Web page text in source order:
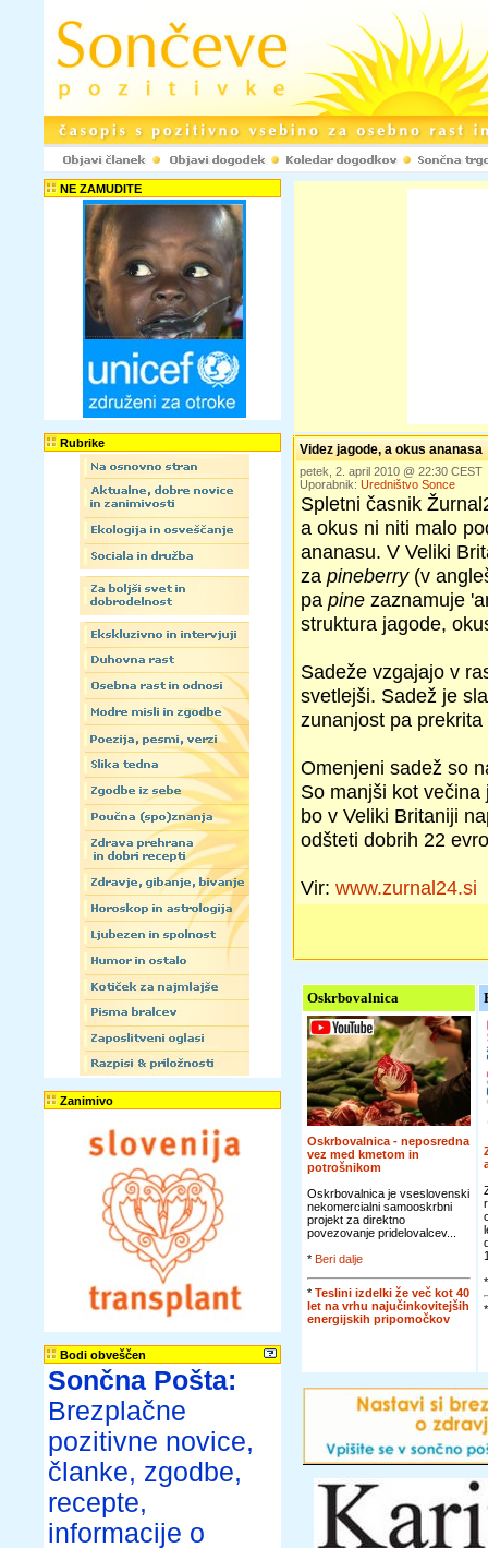
NE ZAMUDITE
Rubrike
Zanimivo
Bodi obveščen
Sončna Pošta:
Brezplačne
pozitivne novice,
članke, zgodbe,
recepte,
informacije o
Videz jagode, a okus ananasa
petek, 2. april 2010 @ 22:30 CEST
Uporabnik: Uredništvo Sonce
Spletni časnik
a okus ni niti malo
ananasu. V Veliki
za pineberry (v
pa pine zaznamuje
struktura jagode,
Sadeže vzgajajo v
svetlejši. Sadež je
zunanjost pa
Omenjeni sadež so
So manjši kot
bo v Veliki Britaniji
odšteti dobrih 22
Vir: www.zurnal24.si
Oskrbovalnica
Oskrbovalnica - neposredna
vez med kmetom in
potrošnikom
Oskrbovalnica je vseslovenski
nekomercialni samooskrbni
projekt za direktno
povezovanje pridelovalcev...
* Beri dalje
* Teslini izdelki že več kot 40
let na vrhu najučinkovitejših
energijskih pripomočkov